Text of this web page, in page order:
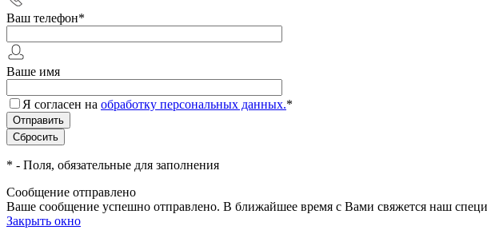
Ваш телефон*
Ваше имя
Я согласен на обработку персональных данных.*
* - Поля, обязательные для заполнения
Сообщение отправлено
Ваше сообщение успешно отправлено. В ближайшее время с Вами свяжется наш
Закрыть окно